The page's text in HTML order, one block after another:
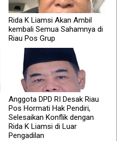
Rida K Liamsi Akan Ambil
kembali Semua Sahamnya di
Riau Pos Grup
Anggota DPD RI Desak Riau
Pos Hormati Hak Pendiri,
Selesaikan Konflik dengan
Rida K Liamsi di Luar
Pengadilan